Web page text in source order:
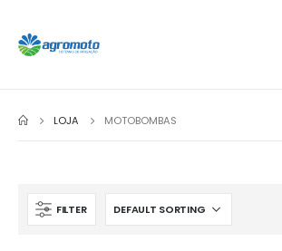
LOJA MOTOBOMBAS
FILTER